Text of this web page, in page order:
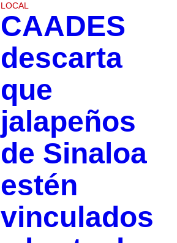
LOCAL
CAADES
descarta
que
jalapeños
de Sinaloa
estén
vinculados